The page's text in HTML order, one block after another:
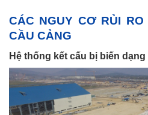
CÁC NGUY CƠ RỦI
CẦU CẢNG
Hệ thống kết cấu bị biến dạng